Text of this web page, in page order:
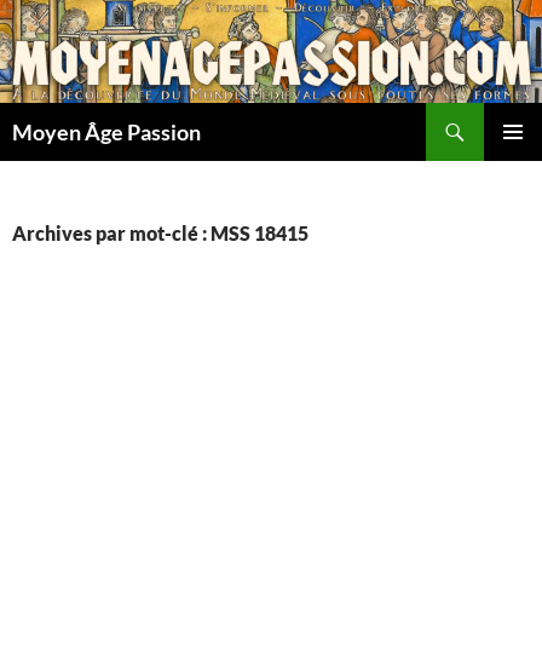
Aller
au
contenu
Moyen Âge Passion
Archives par mot-clé : MSS 18415